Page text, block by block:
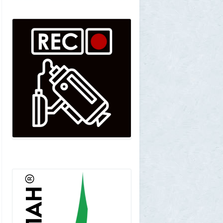
Текущий геополитический расклад
4
Voldemar 29 июля 2026, 21:37
Американские жулики
28 июля 2026, 23:38
Режиссёры, которые разносили чужие
5
28 июля 2026, 21:26
Дети приезжих потушили Вечный огонь и
лишили российского гражданства сразу
две семьи мигрантов
6
М или Ж? Как раз и навсегда запомнить
Сибирские траппы: что скрывается под
огромной частью России
Allarm 28 июля 2026, 17:36
Фекальная эпидемия в Тюмени
Allarm 28 июля 2026, 17:24